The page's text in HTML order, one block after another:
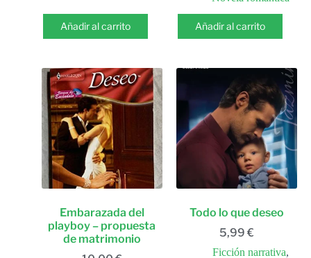
Añadir al carrito Añadir al carrito
Embarazada del
playboy – propuesta
de matrimonio
Todo lo que deseo
5,99 €
Ficción narrativa,